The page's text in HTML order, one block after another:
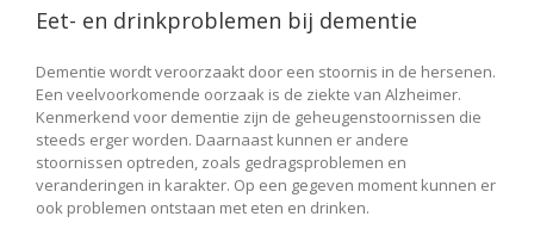
Eet- en drinkproblemen bij dementie
Dementie wordt veroorzaakt door een stoornis in de hersenen.
Een veelvoorkomende oorzaak is de ziekte van Alzheimer.
Kenmerkend voor dementie zijn de geheugenstoornissen die
steeds erger worden. Daarnaast kunnen er andere
stoornissen optreden, zoals gedragsproblemen en
veranderingen in karakter. Op een gegeven moment kunnen er
ook problemen ontstaan met eten en drinken.